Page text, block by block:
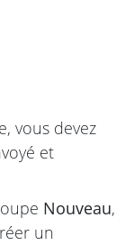
vous devez
et
Nouveau,
un